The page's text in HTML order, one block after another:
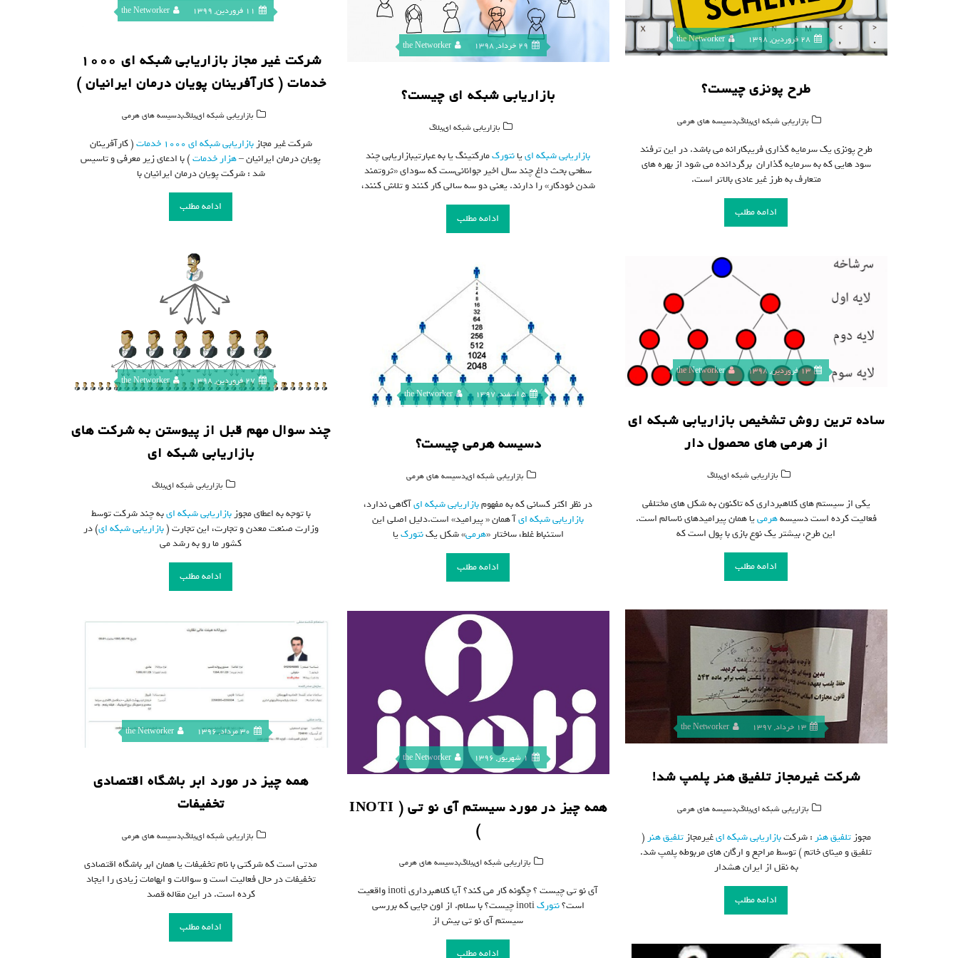
11 فروردین, 1399 the Networker
شرکت غیر مجاز بازاریابی شبکه ای 1000
خدمات ( کارآفرینان پویان درمان ایرانیان )
بازاریابی شبکه ای,بلاگ,دسیسه های هرمی
شرکت غیر مجازبازاریابی شبکه ای1000 خدمات
( کارآفرینان
پویان درمان ایرانیان –هزار خدمات) با ادعای زیر معرفی و تاسیس
شد : شرکت پویان درمان ایرانیان با
ادامه مطلب
29 خرداد, 1398 the Networker
بازاریابی شبکه ای چیست؟
بازاریابی شبکه ای,بلاگ
بازاریابی شبکه اییانتورکمارکتینگ یا به عبارتیبازاریابی چند
سطحی بحث داغ چند سال اخیر جوانانی‌ست که سودای «ثروتمند
شدن خودکار» را دارند. یعنی دو سه سالی کار کنند و تلاش کنند،
ادامه مطلب
28 فروردین, 1398 the Networker
طرح پونزی چیست؟
بازاریابی شبکه ای,بلاگ,دسیسه های هرمی
طرح پونزی یک سرمایه گذاری فریبکارانه می باشد. در این ترفند
سود هایی که به سرمایه گذاران برگردانده می شود از بهره های
متعارف به طرز غیر عادی بالاتر است.
ادامه مطلب
27 فروردین, 1398 the Networker
چند سوال مهم قبل از پیوستن به شرکت های
بازاریابی شبکه ای
بازاریابی شبکه ای,بلاگ
با توجه به اعطای مجوزبازاریابی شبکه ایبه چند شرکت توسط
وزارت صنعت معدن و تجارت، این تجارت (بازاریابی شبکه ای) در
کشور ما رو به رشد می
ادامه مطلب
13 فروردین, 1398 the Networker
ساده ترین روش تشخیص بازاریابی شبکه ای
از هرمی های محصول دار
بازاریابی شبکه ای,بلاگ
یکی از سیستم های کلاهبرداری که تاکنون به شکل های مختلفی
فعالیت کرده است دسیسههرمییا همان پیرامیدهای ناسالم است.
این طرح، بیشتر یک نوع بازی با پول است که
ادامه مطلب
5 اسفند, 1397 the Networker
دسیسه هرمی چیست؟
بازاریابی شبکه ای,دسیسه های هرمی
در نظر اکثر کسانی که به مفهومبازاریابی شبکه ایآگاهی ندارد،
بازاریابی شبکه ایآ همان « پیرامید» است.دلیل اصلی این
استنباط غلط، ساختار «هرمی» شکل یکنتورکیا
ادامه مطلب
13 خرداد, 1397 the Networker
شرکت غیرمجاز تلفیق هنر پلمپ شد!
بازاریابی شبکه ای,بلاگ,دسیسه های هرمی
مجوزتلفیق هنر : شرکتبازاریابی شبکه ایغیرمجازتلفیق هنر (
تلفیق و مینای خاتم ) توسط مراجع و ارگان های مربوطه پلمپ شد.
به نقل از ایران هشدار
ادامه مطلب
1 شهریور, 1396 the Networker
همه چیز در مورد سیستم آی نو تی ( INOTI
)
بازاریابی شبکه ای,بلاگ,دسیسه های هرمی
آی نو تی چیست ؟ چگونه کار می کند؟ آیا کلاهبرداری inoti واقعیت
است؟نتورک
inoti چیست؟ با سلام. از اون جایی که بررسی
سیستم آی نو تی بیش از
ادامه مطلب
30 مرداد, 1396 the Networker
همه چیز در مورد ابر باشگاه اقتصادی
تخفیفات
بازاریابی شبکه ای,بلاگ,دسیسه های هرمی
مدتی است که شرکتی با نام تخفیفات یا همان ابر باشگاه اقتصادی
تخفیفات در حال فعالیت است و سوالات و ابهامات زیادی را ایجاد
کرده است. در این مقاله قصد
ادامه مطلب